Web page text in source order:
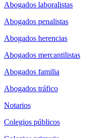
Abogados laboralistas
Abogados penalistas
Abogados herencias
Abogados mercantilistas
Abogados familia
Abogados tráfico
Notarios
Colegios públicos